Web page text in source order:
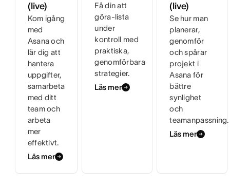
(live)
Kom igång
med
Asana och
lär dig att
hantera
uppgifter,
samarbeta
med ditt
team och
arbeta
mer
effektivt.
Läs mer
Få din att
göra-lista
under
kontroll med
praktiska,
genomförbara
strategier.
Läs mer
(live)
Se hur man
planerar,
genomför
och spårar
projekt i
Asana för
bättre
synlighet
och
teamanpassning.
Läs mer